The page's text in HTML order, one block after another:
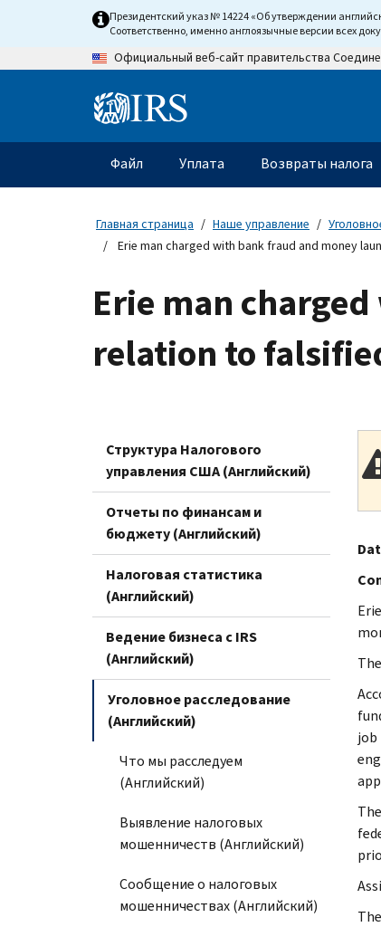
content
Президентский указ № 14224 «Об утверждении
Соответственно, именно англоязычные версии всех
Официальный веб-сайт правительства
Information
Главное
меню
Файл Уплата Возвраты налога
Главная страница Наше управление
Erie man charged with bank fraud and money
Erie man
relation to
Структура Налогового
управления США (Английский)
Отчеты по финансам и
бюджету (Английский)
Налоговая статистика
(Английский)
Ведение бизнеса с IRS
(Английский)
Уголовное расследование
(Английский)
Что мы расследуем
(Английский)
Выявление налоговых
мошенничеств (Английский)
Сообщение о налоговых
мошенничествах (Английский)
job